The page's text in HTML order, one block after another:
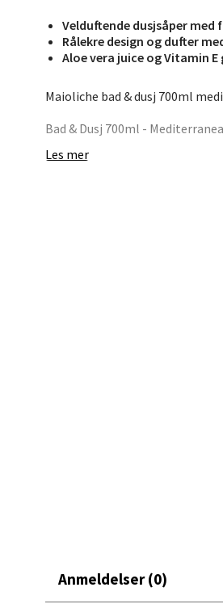
Velduftende dusjsåper
Rålekre design og dufter
Aloe vera juice og Vitamin
Maioliche bad & dusj 700ml
Bad & Dusj 700ml -
til huden slik at den ikke tørker
Les mer
Anmeldelser (0)